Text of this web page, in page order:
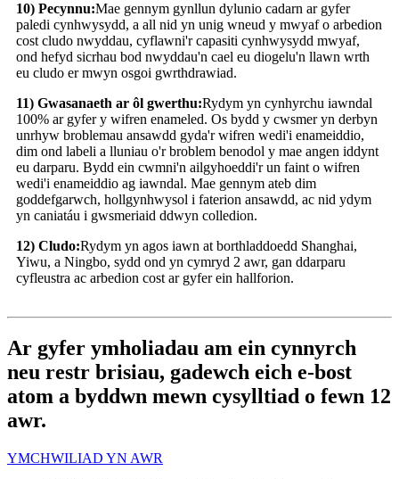
10) Pecynnu:Mae gennym gynllun dylunio cadarn ar gyfer
paledi cynhwysydd, a all nid yn unig wneud y mwyaf o arbedion
cost cludo nwyddau, cyflawni'r capasiti cynhwysydd mwyaf,
ond hefyd sicrhau bod nwyddau'n cael eu diogelu'n llawn wrth
eu cludo er mwyn osgoi gwrthdrawiad.
11) Gwasanaeth ar ôl gwerthu:Rydym yn cynhyrchu iawndal
100% ar gyfer y wifren enameled. Os bydd y cwsmer yn derbyn
unrhyw broblemau ansawdd gyda'r wifren wedi'i enameiddio,
dim ond labeli a lluniau o'r broblem benodol y mae angen iddynt
eu darparu. Bydd ein cwmni'n ailgyhoeddi'r un faint o wifren
wedi'i enameiddio ag iawndal. Mae gennym ateb dim
goddefgarwch, hollgynhwysol i faterion ansawdd, ac nid ydym
yn caniatáu i gwsmeriaid ddwyn colledion.
12) Cludo:Rydym yn agos iawn at borthladdoedd Shanghai,
Yiwu, a Ningbo, sydd ond yn cymryd 2 awr, gan ddarparu
cyfleustra ac arbedion cost ar gyfer ein hallforion.
Ar gyfer ymholiadau am ein cynnyrch
neu restr brisiau, gadewch eich e-bost
atom a byddwn mewn cysylltiad o fewn 12
awr.
YMCHWILIAD YN AWR